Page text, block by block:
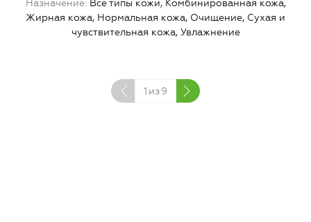
Назначение Все типы кожи, Комбинированная кожа,
Жирная кожа, Нормальная кожа, Очищение, Сухая и
чувствительная кожа, Увлажнение
1 из9